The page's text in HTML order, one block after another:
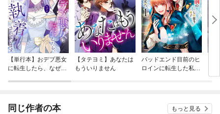
【単行本】おデブ悪女
に転生したら、なぜか
【タテヨミ】あなたは
もういりません
バッドエンド目前のヒ
ロインに転生した私、
同じ作者の本 もっと見る